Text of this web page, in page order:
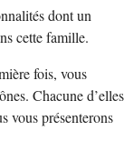
dont un
cette famille.
fois, vous
Chacune d’elles
vous présenterons